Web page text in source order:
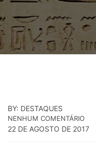
BY: DESTAQUES
NENHUM COMENTÁRIO
22 DE AGOSTO DE 2017